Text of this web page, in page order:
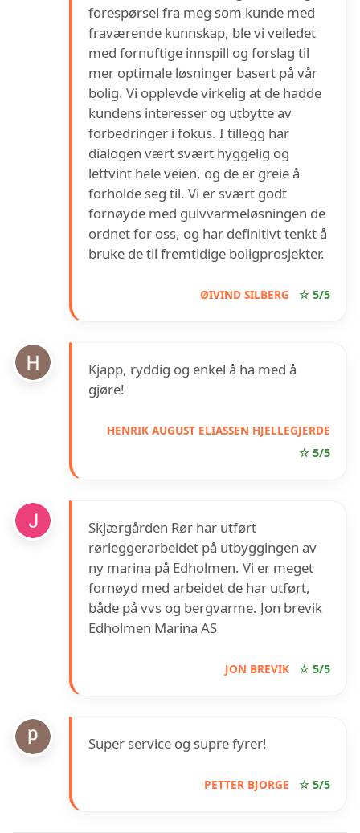
forespørsel fra meg som kunde med
fraværende kunnskap, ble vi veiledet
med fornuftige innspill og forslag til
mer optimale løsninger basert på vår
bolig. Vi opplevde virkelig at de hadde
kundens interesser og utbytte av
forbedringer i fokus. I tillegg har
dialogen vært svært hyggelig og
lettvint hele veien, og de er greie å
forholde seg til. Vi er svært godt
fornøyde med gulvvarmeløsningen de
ordnet for oss, og har definitivt tenkt å
bruke de til fremtidige boligprosjekter.
ØIVIND SILBERG ☆ 5/5
Kjapp, ryddig og enkel å ha med å
gjøre!
HENRIK AUGUST ELIASSEN HJELLEGJERDE
☆ 5/5
Skjærgården Rør har utført
rørleggerarbeidet på utbyggingen av
ny marina på Edholmen. Vi er meget
fornøyd med arbeidet de har utført,
både på vvs og bergvarme. Jon brevik
Edholmen Marina AS
JON BREVIK ☆ 5/5
Super service og supre fyrer!
PETTER BJORGE ☆ 5/5